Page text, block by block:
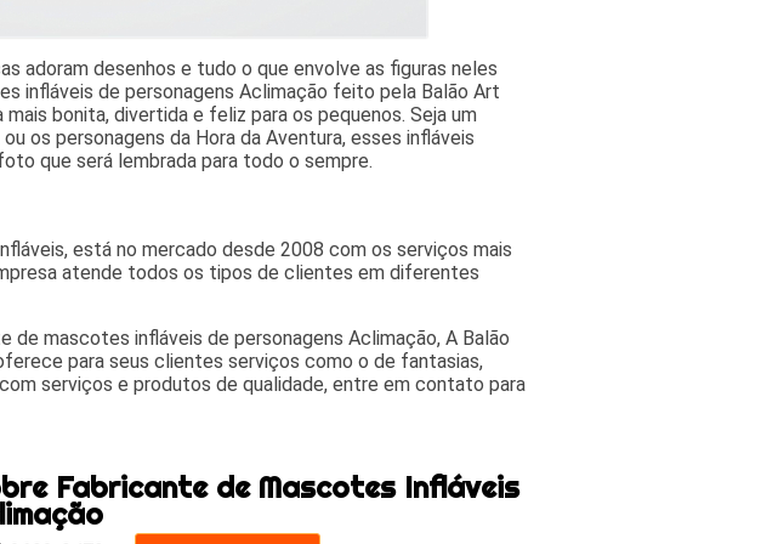
adoram desenhos e tudo o que envolve as figuras neles
infláveis de personagens Aclimação feito pela Balão Art
bonita, divertida e feliz para os pequenos. Seja um
os personagens da Hora da Aventura, esses infláveis
que será lembrada para todo o sempre.
está no mercado desde 2008 com os serviços mais
atende todos os tipos de clientes em diferentes
de mascotes infláveis de personagens Aclimação, A Balão
para seus clientes serviços como o de fantasias,
serviços e produtos de qualidade, entre em contato para
Fabricante de Mascotes Infláveis